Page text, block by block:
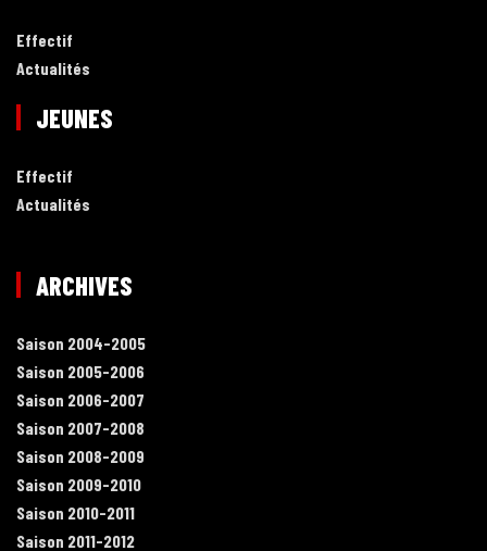
Effectif
Actualités
JEUNES
Effectif
Actualités
ARCHIVES
Saison 2004-2005
Saison 2005-2006
Saison 2006-2007
Saison 2007-2008
Saison 2008-2009
Saison 2009-2010
Saison 2010-2011
Saison 2011-2012